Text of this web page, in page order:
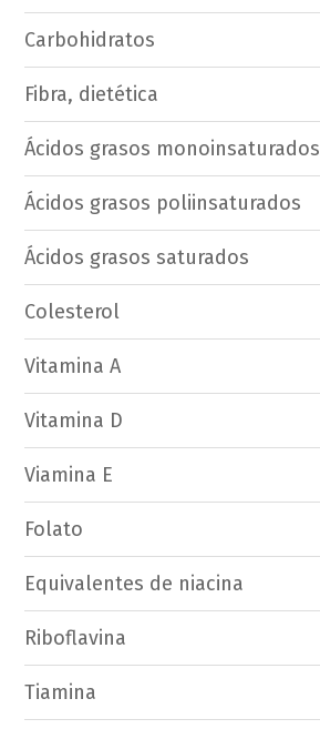
Carbohidratos
Fibra, dietética
Ácidos grasos monoinsaturados
Ácidos grasos poliinsaturados
Ácidos grasos saturados
Colesterol
Vitamina A
Vitamina D
Viamina E
Folato
Equivalentes de niacina
Riboflavina
Tiamina